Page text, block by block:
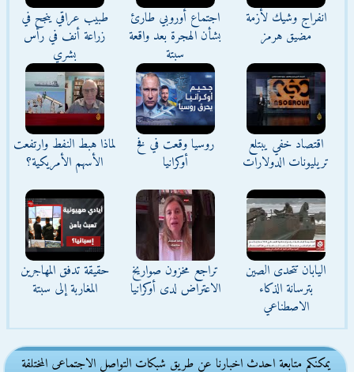
انفراج وشيك لأزمة
مضيق هرمز
اجتماع أوروبي طارئ
بشأن الهجرة بعد واقعة
سبتة
طبيب عراقي ينجح في
زراعة أنف في رأس
بشري
اقتصاد خفي يبتلع
تريليونات الدولارات
روسيا وقعت في فخ
أوكرانيا
لماذا هبط النفط وارتفعت
الأسهم الأمريكية؟
اليابان تتحدى الصين
بترسانة الذكاء
الاصطناعي
تراجع مخزون صواريخ
الاعتراض لدى أوكرانيا
حقيقة تدفق المهاجرين
المغاربة إلى سبتة
يمكنكم متابعة احدث اخبارنا عن طريق شبكات التواصل الاجتماعى المختلفة